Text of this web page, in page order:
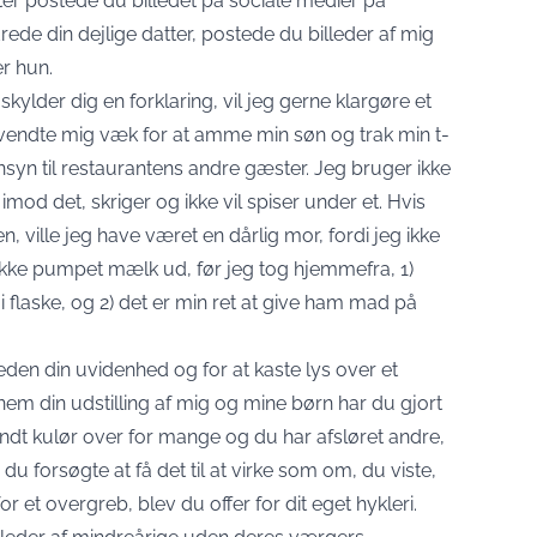
din dejlige datter, postede du billeder af mig
hun.
dig en forklaring, vil jeg gerne klargøre et
mig væk for at amme min søn og trak min t-
til restaurantens andre gæster. Jeg bruger ikke
det, skriger og ikke vil spiser under et. Hvis
ville jeg have været en dårlig mor, fordi jeg ikke
pumpet mælk ud, før jeg tog hjemmefra, 1)
og 2) det er min ret at give ham mad på
din uvidenhed og for at kaste lys over et
din udstilling af mig og mine børn har du gjort
kulør over for mange og du har afsløret andre,
forsøgte at få det til at virke som om, du viste,
et overgreb, blev du offer for dit eget hykleri.